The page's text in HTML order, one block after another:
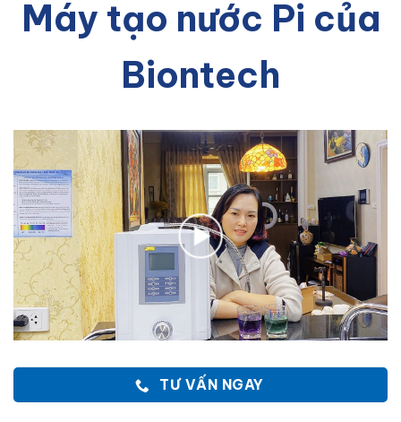
Máy tạo nước Pi của
Biontech
TƯ VẤN NGAY